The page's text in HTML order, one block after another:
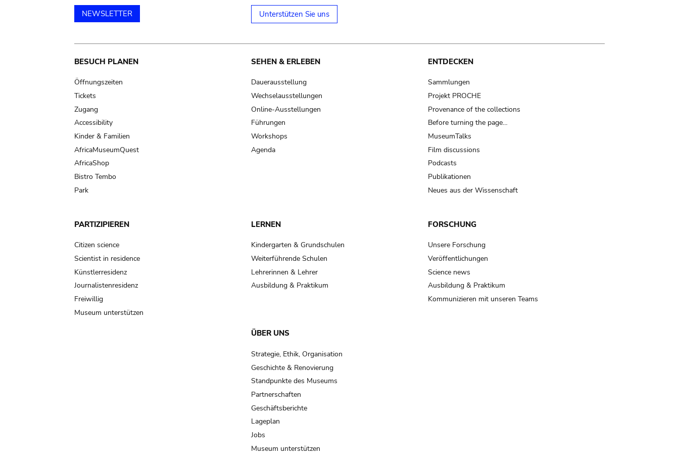
NEWSLETTER Unterstützen Sie uns
Main
navigation
BESUCH PLANEN
Öffnungszeiten
Tickets
Zugang
Accessibility
Kinder & Familien
AfricaMuseumQuest
AfricaShop
Bistro Tembo
Park
SEHEN & ERLEBEN
Dauerausstellung
Wechselausstellungen
Online-Ausstellungen
Führungen
Workshops
Agenda
ENTDECKEN
Sammlungen
Projekt PROCHE
Provenance of the collections
Before turning the page…
MuseumTalks
Film discussions
Podcasts
Publikationen
Neues aus der Wissenschaft
PARTIZIPIEREN
Citizen science
Scientist in residence
Künstlerresidenz
Journalistenresidenz
Freiwillig
Museum unterstützen
LERNEN
Kindergarten & Grundschulen
Weiterführende Schulen
Lehrerinnen & Lehrer
Ausbildung & Praktikum
FORSCHUNG
Unsere Forschung
Veröffentlichungen
Science news
Ausbildung & Praktikum
Kommunizieren mit unseren Teams
ÜBER UNS
Strategie, Ethik, Organisation
Geschichte & Renovierung
Standpunkte des Museums
Partnerschaften
Geschäftsberichte
Lageplan
Jobs
Museum unterstützen